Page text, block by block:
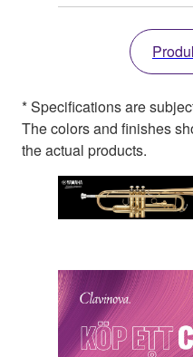
* Specifications are
The colors and finishes
the actual products.